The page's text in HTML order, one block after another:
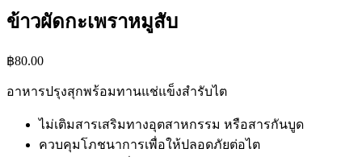
ข้าวผัดกะเพราหมูสับ
฿80.00
อาหารปรุงสุกพร้อมทานแช่แข็งสำรับไต
ไม่เติมสารเสริมทางอุตสาหกรรม หรือสารกันบูด
ควบคุมโภชนาการเพื่อให้ปลอดภัยต่อไต